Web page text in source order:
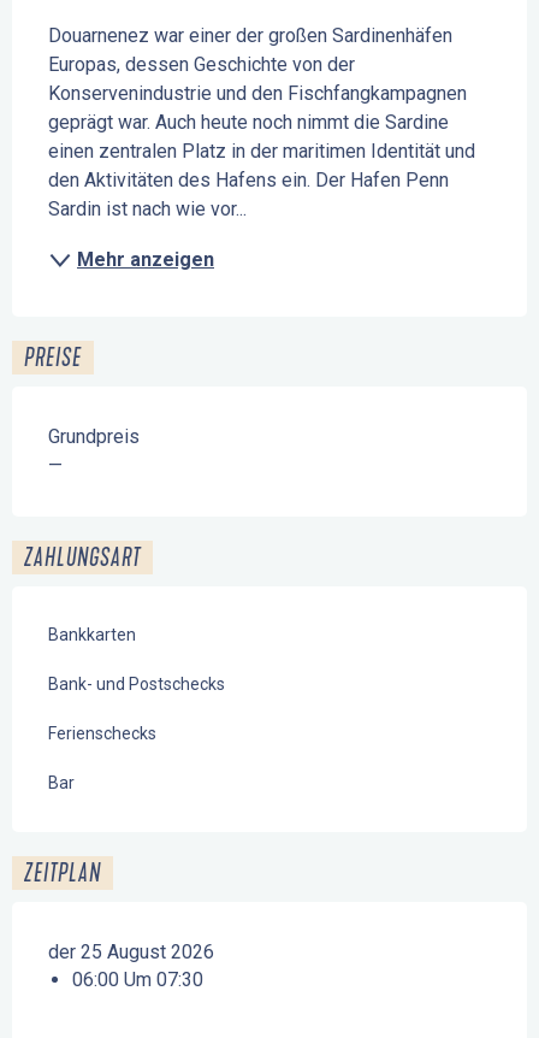
Douarnenez war einer der großen Sardinenhäfen
Europas, dessen Geschichte von der
Konservenindustrie und den Fischfangkampagnen
geprägt war. Auch heute noch nimmt die Sardine
einen zentralen Platz in der maritimen Identität und
den Aktivitäten des Hafens ein. Der Hafen Penn
Sardin ist nach wie vor...
Mehr anzeigen
PREISE
Grundpreis
—
ZAHLUNGSART
Bankkarten
Bank- und Postschecks
Ferienschecks
Bar
ZEITPLAN
der 25 August 2026
06:00 Um 07:30